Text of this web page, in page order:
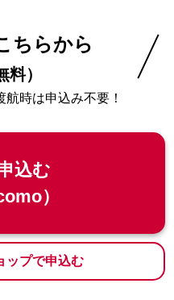
ちらから
料）
時は申込み不要！
込む
）
ップで申込む